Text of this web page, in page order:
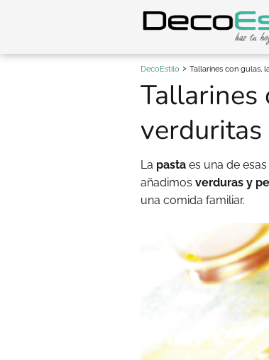
DecoEstilo Tallarines con gulas,
Tallarines
verduritas
La pasta es una de
añadimos verduras y
una comida familiar.